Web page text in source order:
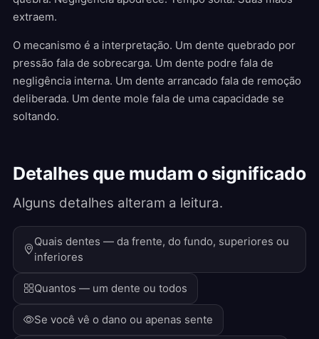
extraem.
O mecanismo é a interpretação. Um dente quebrado por
pressão fala de sobrecarga. Um dente podre fala de
negligência interna. Um dente arrancado fala de remoção
deliberada. Um dente mole fala de uma capacidade se
soltando.
Detalhes que mudam o significado
Alguns detalhes alteram a leitura.
Quais dentes — da frente, do fundo, superiores ou
inferiores
Quantos — um dente ou todos
Se você vê o dano ou apenas sente